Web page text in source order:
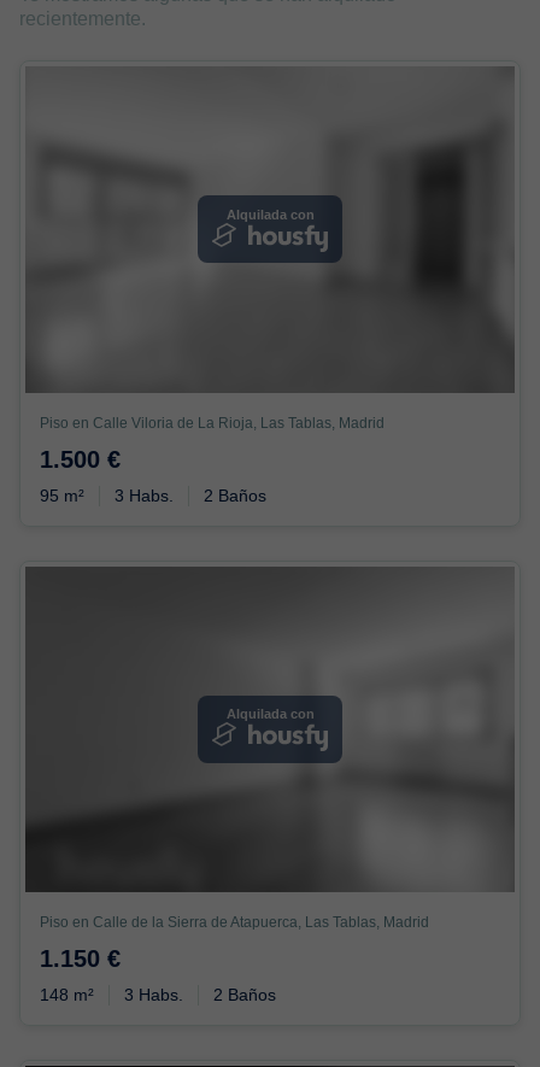
recientemente.
Alquilada con
Piso en Calle Viloria de La Rioja, Las Tablas, Madrid
1.500 €
95 m² 3 Habs. 2 Baños
Alquilada con
Piso en Calle de la Sierra de Atapuerca, Las Tablas, Madrid
1.150 €
148 m² 3 Habs. 2 Baños